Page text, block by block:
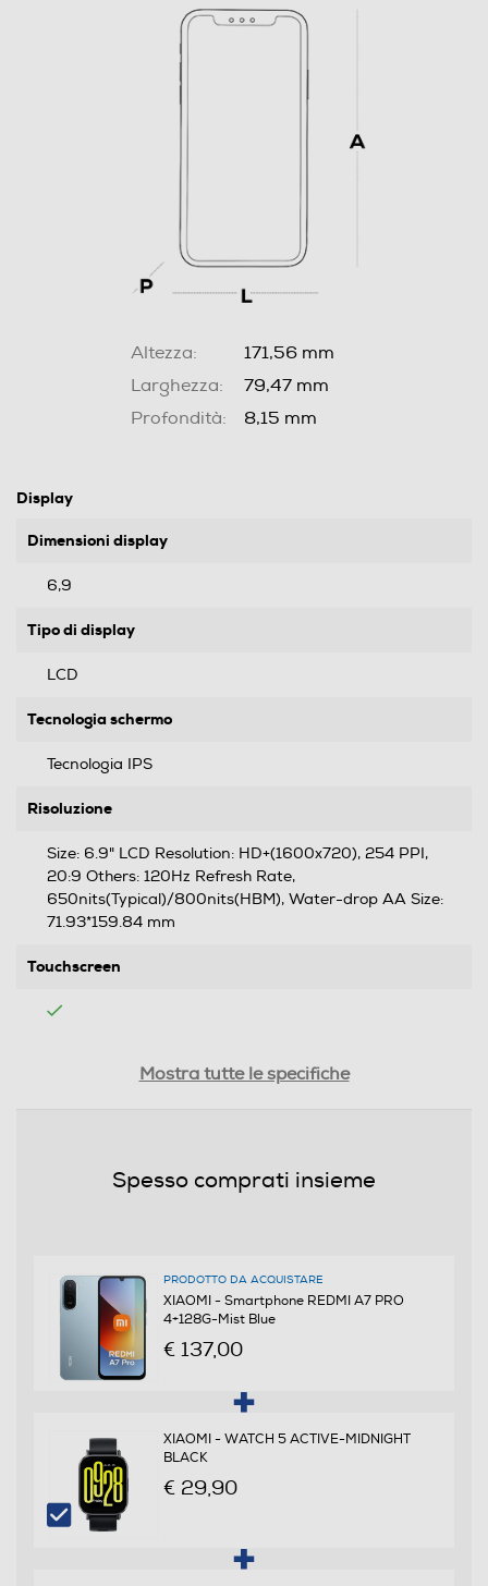
Altezza:
171,56 mm
Larghezza:
79,47 mm
Profondità:
8,15 mm
Display
Dimensioni display
6,9
Tipo di display
LCD
Tecnologia schermo
Tecnologia IPS
Risoluzione
Size: 6.9" LCD Resolution: HD+(1600x720), 254 PPI,
20:9 Others: 120Hz Refresh Rate,
650nits(Typical)/800nits(HBM), Water-drop AA Size:
71.93*159.84 mm
Touchscreen
Formato Slot SIM
Format
Tri Band - Dual Mode UMTS/GSM
Mostra tutte le specifiche
Spesso comprati insieme
PRODOTTO DA ACQUISTARE
XIAOMI - Smartphone REDMI A7 PRO
4+128G-Mist Blue
€ 137,00
XIAOMI - WATCH 5 ACTIVE-MIDNIGHT
BLACK
€ 29,90